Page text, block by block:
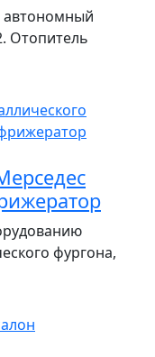
автономный
Отопитель
фургона,